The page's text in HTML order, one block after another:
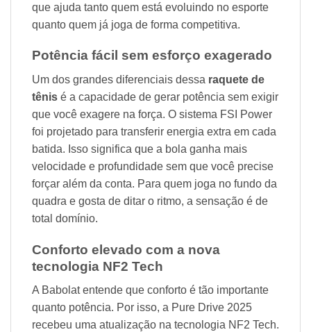
que ajuda tanto quem está evoluindo no esporte
quanto quem já joga de forma competitiva.
Potência fácil sem esforço exagerado
Um dos grandes diferenciais dessa raquete de
tênis é a capacidade de gerar potência sem exigir
que você exagere na força. O sistema FSI Power
foi projetado para transferir energia extra em cada
batida. Isso significa que a bola ganha mais
velocidade e profundidade sem que você precise
forçar além da conta. Para quem joga no fundo da
quadra e gosta de ditar o ritmo, a sensação é de
total domínio.
Conforto elevado com a nova
tecnologia NF2 Tech
A Babolat entende que conforto é tão importante
quanto potência. Por isso, a Pure Drive 2025
recebeu uma atualização na tecnologia NF2 Tech.